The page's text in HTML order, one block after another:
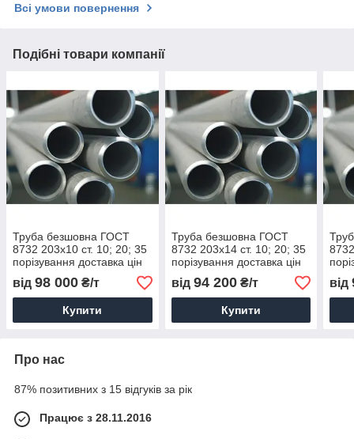
Всі умови повернення
Подібні товари компанії
Труба безшовна ГОСТ
8732 203х10 ст. 10; 20; 35
порізування доставка цін
від 98 000 ₴/т
Купити
Труба безшовна ГОСТ
8732 203х14 ст. 10; 20; 35
порізування доставка цін
від 94 200₴/т
Купити
від
Про нас
87% позитивних з 15 відгуків за рік
Працює з 28.11.2016